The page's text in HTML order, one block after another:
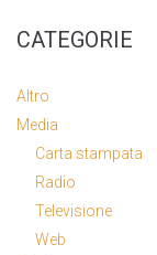
CATEGORIE
Altro
Media
Carta stampata
Radio
Televisione
Web